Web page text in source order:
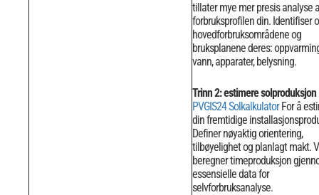
tillater mye mer presis analyse
forbruksprofilen din. Identifiser
hovedforbruksområdene og
bruksplanene deres:
vann, apparater, belysning.
Trinn 2: estimere solproduksjon
PVGIS24 SolkalkulatorFor å
din fremtidige
Definer nøyaktig orientering,
tilbøyelighet og planlagt makt.
beregner timeproduksjon
essensielle data for
selvforbruksanalyse.